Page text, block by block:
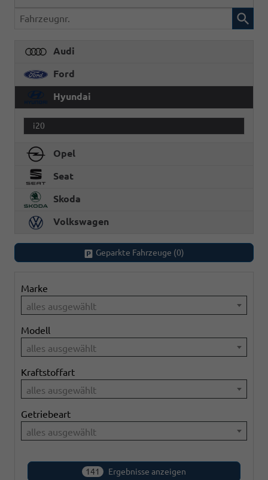
Fahrzeugnr.
Audi
Ford
Hyundai
i20
Opel
Seat
Skoda
Volkswagen
Geparkte Fahrzeuge (0)
Marke
alles ausgewählt
Modell
alles ausgewählt
Kraftstoffart
alles ausgewählt
Getriebeart
alles ausgewählt
141 Ergebnisse anzeigen